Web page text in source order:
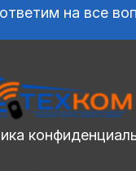
на все